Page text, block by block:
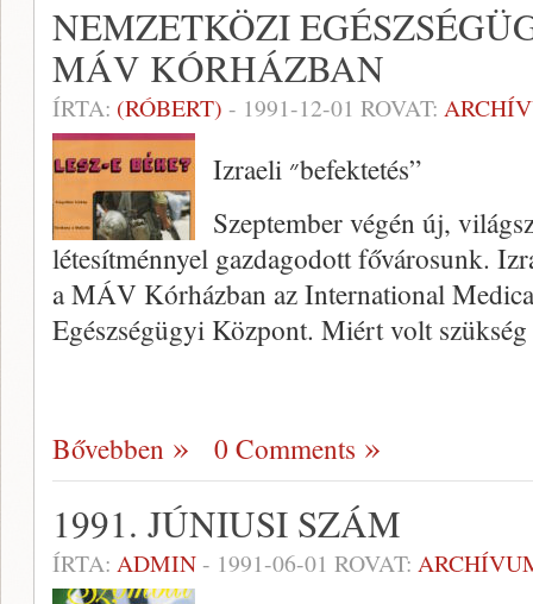
NEMZETKÖZI
MÁV KÓRHÁZBAN
ÍRTA: (RÓBERT) - 1991-12-01 ROVAT:
Izraeli ״befektetés”
Szeptember végén új,
létesítménnyel gazdagodott fővárosunk.
a MÁV Kórházban az International
Egészségügyi Központ. Miért volt
Bővebben 0 Comments
1991. JÚNIUSI SZÁM
ÍRTA: ADMIN- 1991-06-01 ROVAT: